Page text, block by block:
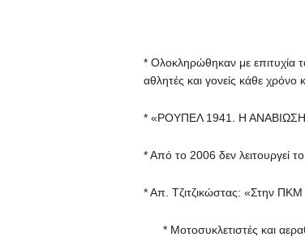
* Ολοκληρώθηκαν με επιτυχία
αθλητές και γονείς κάθε
* «ΡΟΥΠΕΛ 1941. Η
* Από το 2006 δεν λειτουργεί
* Απ. Τζιτζικώστας: «Στην ΠΚΜ
* Μοτοσυκλετιστές και